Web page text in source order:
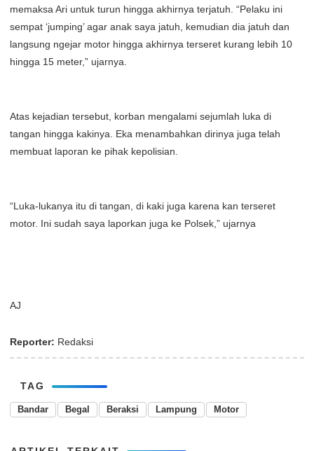
memaksa Ari untuk turun hingga akhirnya terjatuh. “Pelaku ini
sempat ‘jumping’ agar anak saya jatuh, kemudian dia jatuh dan
langsung ngejar motor hingga akhirnya terseret kurang lebih 10
hingga 15 meter,” ujarnya.
Atas kejadian tersebut, korban mengalami sejumlah luka di
tangan hingga kakinya. Eka menambahkan dirinya juga telah
membuat laporan ke pihak kepolisian.
“Luka-lukanya itu di tangan, di kaki juga karena kan terseret
motor. Ini sudah saya laporkan juga ke Polsek,” ujarnya
AJ
Reporter: Redaksi
TAG
Bandar Begal Beraksi Lampung Motor